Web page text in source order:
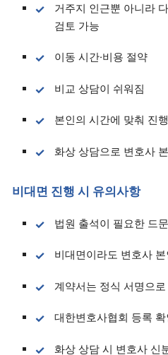
거주지 인근뿐 아니라
검토 가능
이동 시간·비용 절약
비교 상담이 쉬워짐
본인의 시간에 맞춰 진
화상 상담으로 변호사
비대면 진행 시 유의사항
법원 출석이 필요한 드
비대면이라도 변호사
계약서는 정식 서명으로
대한변호사협회 등록
화상 상담 시 변호사 신